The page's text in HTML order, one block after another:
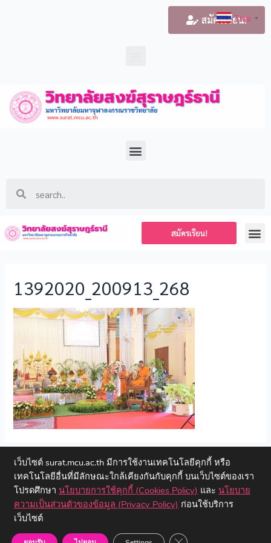
สมัครเรียน!
สมัครเรียน!
1392020_200913_268
←Previous ไฟล์สื่อ
Copyright © 2023 วิทยาลัยสงฆ์สุราษฎร์ธานี | มหาวิทยาลัยมหาจุฬา
ลงกรณราชวิทยาลัย
Thai ▼
เว็บไซต์ surat.mcu.ac.th มีการใช้งานเทคโนโลยีคุกกี้ หรือ
เทคโนโลยีอื่นที่มีลักษณะใกล้เคียงกันกับคุกกี้ บนเว็บไซต์ของเรา
โปรดศึกษา นโยบายการใช้คุกกี้ (Cookies Policy) และ นโยบาย
ความเป็นส่วนตัวของข้อมูล (Privacy Policy) ก่อนใช้บริการ
เว็บไซต์
Close GDPR Cookie